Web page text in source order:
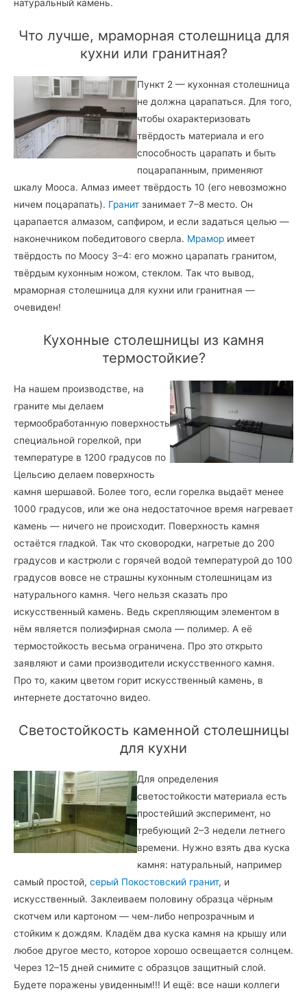
натуральный камень.
Что лучше, мраморная столешница для
кухни или гранитная?
Пункт 2 — кухонная столешница
не должна царапаться. Для того,
чтобы охарактеризовать
твёрдость материала и его
способность царапать и быть
поцарапанным, применяют
шкалу Мооса. Алмаз имеет твёрдость 10 (его невозможно
ничем поцарапать). Гранит занимает 7–8 место. Он
царапается алмазом, сапфиром, и если задаться целью —
наконечником победитового сверла. Мрамор имеет
твёрдость по Моосу 3–4: его можно царапать гранитом,
твёрдым кухонным ножом, стеклом. Так что вывод,
мраморная столешница для кухни или гранитная —
очевиден!
Кухонные столешницы из камня
термостойкие?
На нашем производстве, на
граните мы делаем
термообработанную поверхность
специальной горелкой, при
температуре в 1200 градусов по
Цельсию делаем поверхность
камня шершавой. Более того, если горелка выдаёт менее
1000 градусов, или же она недостаточное время нагревает
камень — ничего не происходит. Поверхность камня
остаётся гладкой. Так что сковородки, нагретые до 200
градусов и кастрюли с горячей водой температурой до 100
градусов вовсе не страшны кухонным столешницам из
натурального камня. Чего нельзя сказать про
искусственный камень. Ведь скрепляющим элементом в
нём является полиэфирная смола — полимер. А её
термостойкость весьма ограничена. Про это открыто
заявляют и сами производители искусственного камня.
Про то, каким цветом горит искусственный камень, в
интернете достаточно видео.
Светостойкость каменной столешницы
для кухни
Для определения
светостойкости материала есть
простейший эксперимент, но
требующий 2–3 недели летнего
времени. Нужно взять два куска
камня: натуральный, например
самый простой, серый Покостовский гранит, и
искусственный. Заклеиваем половину образца чёрным
скотчем или картоном — чем-либо непрозрачным и
стойким к дождям. Кладём два куска камня на крышу или
любое другое место, которое хорошо освещается солнцем.
Через 12–15 дней снимите с образцов защитный слой.
Будете поражены увиденным!!! И ещё: все наши коллеги